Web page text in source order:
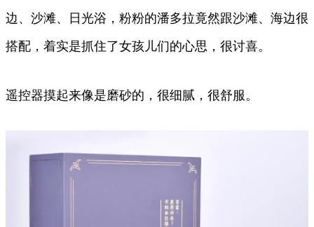
边、沙滩、日光浴，粉粉的潘多拉竟然跟沙滩、海边很
搭配，着实是抓住了女孩儿们的心思，很讨喜。
遥控器摸起来像是磨砂的，很细腻，很舒服。